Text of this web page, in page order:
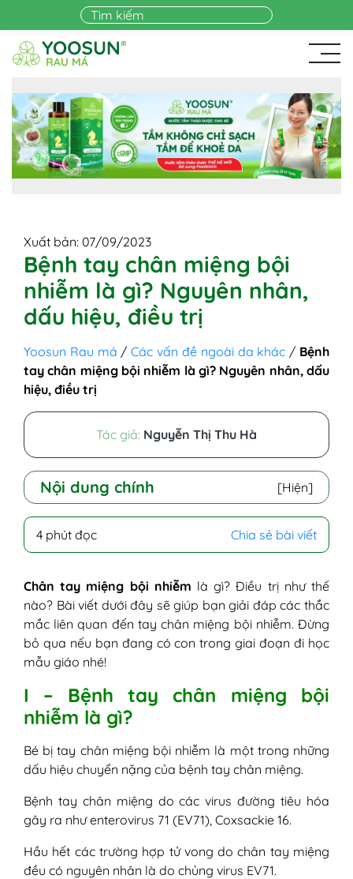
Skip to main content
Xuất bản: 07/09/2023
Bệnh tay chân miệng bội
nhiễm là gì? Nguyên nhân,
dấu hiệu, điều trị
Yoosun Rau má /Các vấn đề ngoài da khác / Bệnh
tay chân miệng bội nhiễm là gì? Nguyên nhân, dấu
hiệu, điều trị
Tác giả: Nguyễn Thị Thu Hà
Nội dung chính [Hiện]
II - Nguyên nhân gây chân tay miệng bội
III - Dấu hiệu bội nhiễm chân tay miệng
IV - Trẻ bị bội nhiễm chân tay miệng có
nguy hiểm không?
V - Cách xử lý khi bị bội nhiễm chân tay
miệng
4 phút đọc Chia sẻ bài viết
Chân tay miệng bội nhiễm là gì? Điều trị như thế
nào? Bài viết dưới đây sẽ giúp bạn giải đáp các thắc
mắc liên quan đến tay chân miệng bội nhiễm. Đừng
bỏ qua nếu bạn đang có con trong giai đoạn đi học
mẫu giáo nhé!
I – Bệnh tay chân miệng bội
nhiễm là gì?
Bé bị tay chân miệng bội nhiễm là một trong những
dấu hiệu chuyển nặng của bệnh tay chân miệng.
Bệnh tay chân miệng do các virus đường tiêu hóa
gây ra như enterovirus 71 (EV71), Coxsackie 16.
Hầu hết các trường hợp tử vong do chân tay miệng
đều có nguyên nhân là do chủng virus EV71.